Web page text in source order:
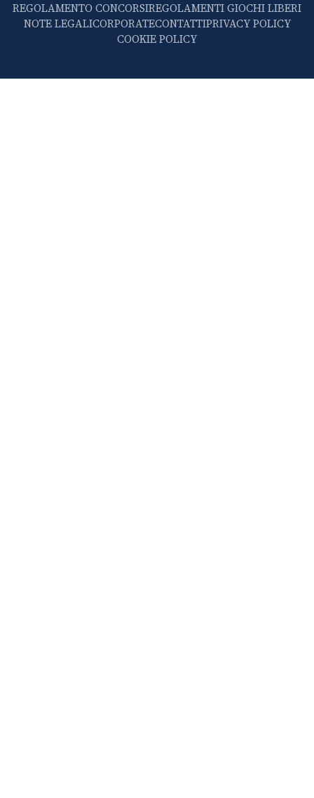
REGOLAMENTO CONCORSIREGOLAMENTI GIOCHI LIBERI
NOTE LEGALICORPORATECONTATTIPRIVACY POLICY
COOKIE POLICY